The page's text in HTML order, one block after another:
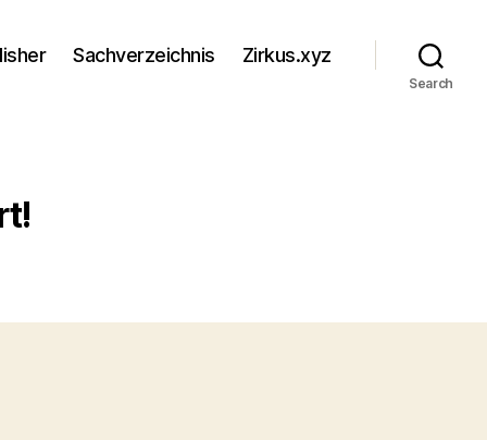
Sachverzeichnis Zirkus.xyz
Search